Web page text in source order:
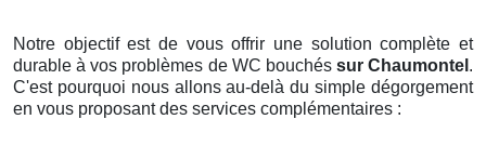
Notre objectif est de vous offrir une solution complète et
durable à vos problèmes de WC bouchés sur Chaumontel .
C'est pourquoi nous allons au-delà du simple dégorgement
en vous proposant des services complémentaires :